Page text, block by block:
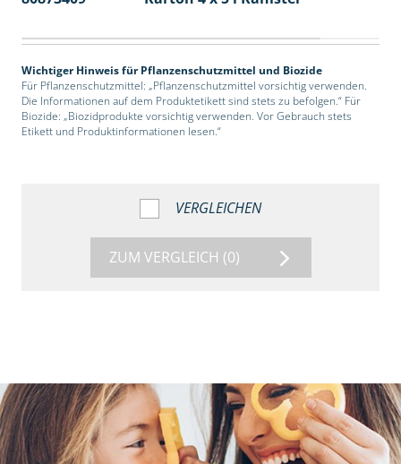
Wichtiger Hinweis für Pflanzenschutzmittel und Biozide
Für Pflanzenschutzmittel: „Pflanzenschutzmittel vorsichtig verwenden.
Die Informationen auf dem Produktetikett sind stets zu befolgen.“ Für
Biozide: „Biozidprodukte vorsichtig verwenden. Vor Gebrauch stets
Etikett und Produktinformationen lesen.“
VERGLEICHEN
ZUM VERGLEICH (0)